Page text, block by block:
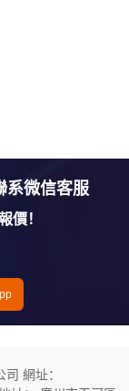
系微信客服
價！
網址：